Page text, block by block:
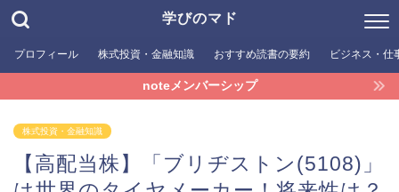
学びのマド
プロフィール 株式投資・金融知識 おすすめ読書の要約 ビジネス・仕
noteメンバーシップ
株式投資・金融知識
【高配当株】「ブリヂストン(5108)」